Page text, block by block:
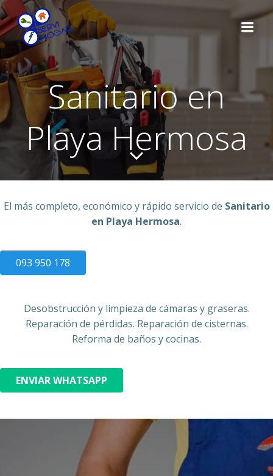
contenido
Sanitario en
Playa Hermosa
El más completo, económico y rápido servicio de Sanitario
en Playa Hermosa.
093 950 178
Desobstrucción y limpieza de cámaras y graseras.
Reparación de pérdidas. Reparación de cisternas.
Reforma de baños y cocinas.
ENVIAR WHATSAPP